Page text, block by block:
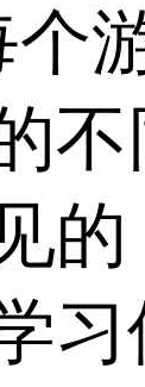
个
不